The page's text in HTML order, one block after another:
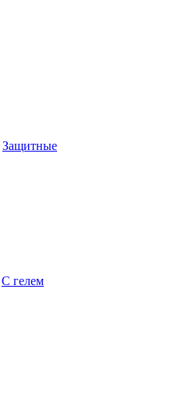
Защитные
С гелем